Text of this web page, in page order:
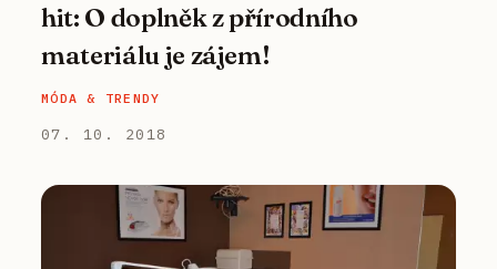
hit: O doplněk z přírodního
materiálu je zájem!
MÓDA & TRENDY
07. 10. 2018